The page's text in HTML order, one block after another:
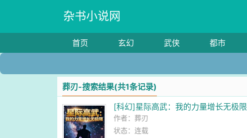
杂书小说网
首页 玄幻 武侠 都市
葬刃-搜索结果(共1条记录)
[科幻]星际高武：我的力量增长无极限
作者：葬刃
状态：连载